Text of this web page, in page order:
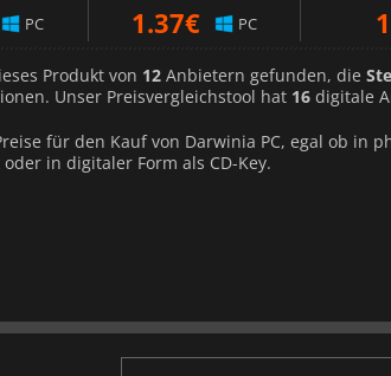
PC 1.37€ PC
Produkt von 12 Anbietern gefunden, die
Unser Preisvergleichstool hat 16 digitale
für den Kauf von Darwinia PC, egal ob in
in digitaler Form als CD-Key.